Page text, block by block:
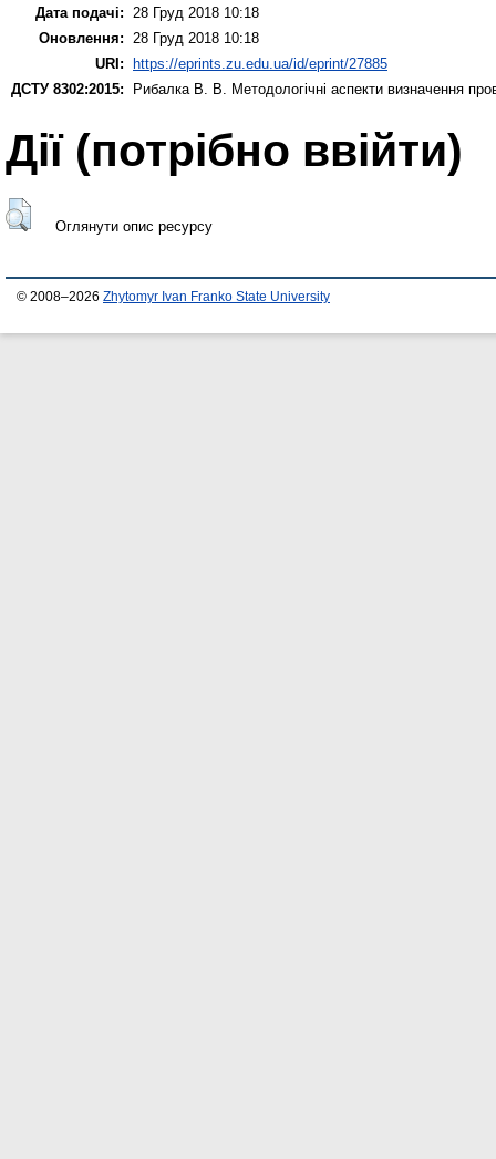
Дата подачі: 28 Груд 2018 10:18
Оновлення: 28 Груд 2018 10:18
URI:
https://eprints.zu.edu.ua/id/eprint/27885
ДСТУ 8302:2015:
Рибалка В. В. Методологічні аспекти визначення
Дії ​​(потрібно ввійти)
Оглянути опис ресурсу
© 2008–2026 Zhytomyr Ivan Franko State University